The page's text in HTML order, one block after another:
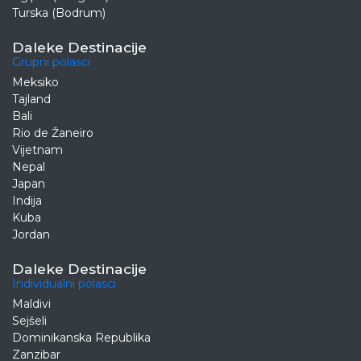
Turska (Bodrum)
Daleke Destinacije
Grupni polasci
Meksiko
Tajland
Bali
Rio de Žaneiro
Vijetnam
Nepal
Japan
Indija
Kuba
Jordan
Daleke Destinacije
Individualni polasci
Maldivi
Sejšeli
Dominikanska Republika
Zanzibar